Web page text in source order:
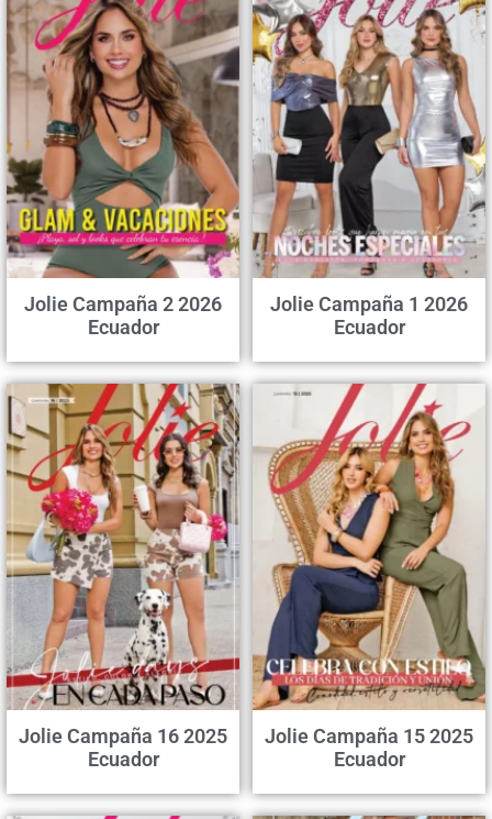
Jolie Campaña 2 2026
Ecuador
Jolie Campaña 1 2026
Ecuador
Jolie Campaña 16 2025
Ecuador
Jolie Campaña 15 2025
Ecuador